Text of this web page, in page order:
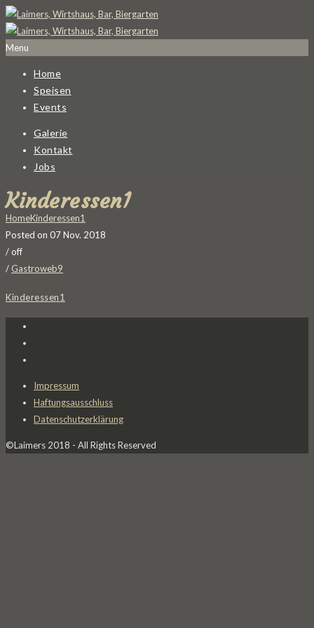
Menu
Home
Speisen
Events
Galerie
Kontakt
Jobs
Kinderessen1
HomeKinderessen1
Posted on 07 Nov. 2018
/off
/ Gastroweb9
Kinderessen1
Impressum
Haftungsausschluss
Datenschutzerklärung
©Laimers 2018 - All Rights Reserved